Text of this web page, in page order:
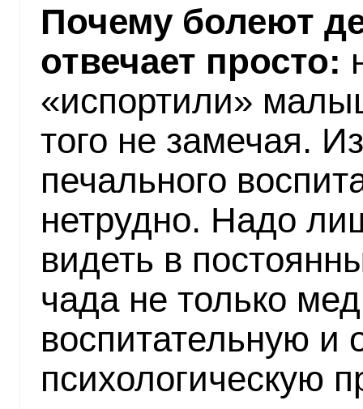
Почему болеют
отвечает просто:
«испортили»
того не замечая.
печального
нетрудно. Надо
видеть в
чада не только
воспитательную и
психологическую